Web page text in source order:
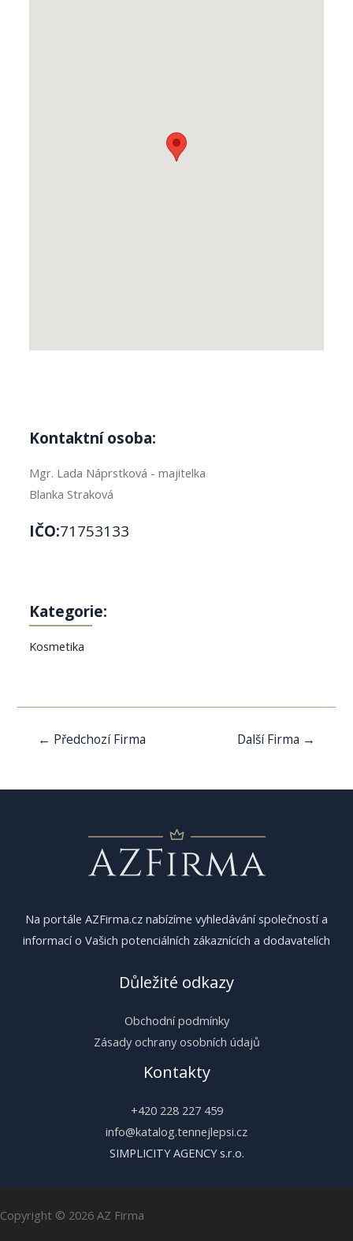
Kontaktní osoba:
Mgr. Lada Náprstková - majitelka
Blanka Straková
IČO:71753133
Kategorie:
Kosmetika
Navigace
← Předchozí Firma Další Firma →
Na portále AZFirma.cz nabízíme vyhledávání společností a
informací o Vašich potenciálních zákaznících a dodavatelích
Důležité odkazy
Obchodní podmínky
Zásady ochrany osobních údajů
Kontakty
+420 228 227 459
info@katalog.tennejlepsi.cz
SIMPLICITY AGENCY s.r.o.
Copyright © 2026 AZ Firma